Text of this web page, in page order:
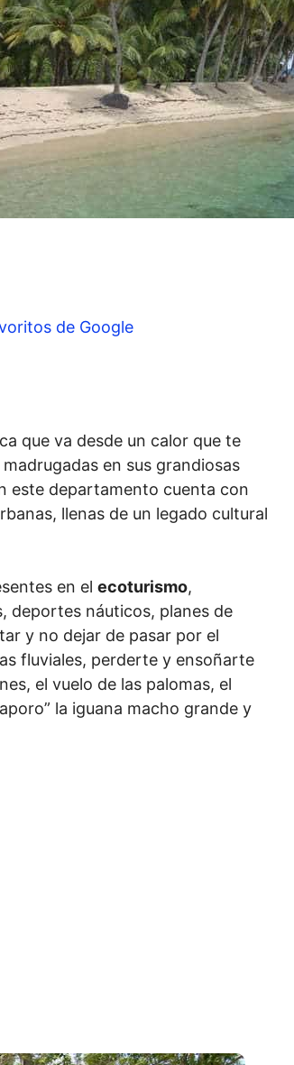
de Google
que va desde un calor que te
en sus grandiosas
este departamento cuenta con
llenas de un legado cultural
en el ecoturismo,
deportes náuticos, planes de
y no dejar de pasar por el
fluviales, perderte y ensoñarte
el vuelo de las palomas, el
la iguana macho grande y